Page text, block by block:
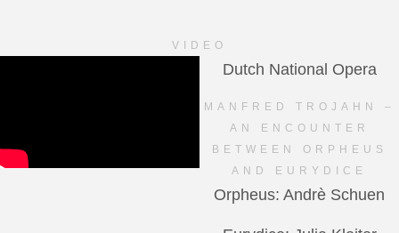
VIDEO
Dutch National Opera
MANFRED TROJAHN –
AN ENCOUNTER
BETWEEN ORPHEUS
AND EURYDICE
Orpheus: Andrè Schuen